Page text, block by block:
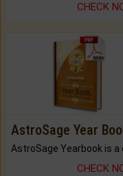
CHECK
AstroSage Year
CHECK